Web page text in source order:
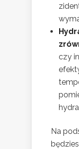
czy
Na